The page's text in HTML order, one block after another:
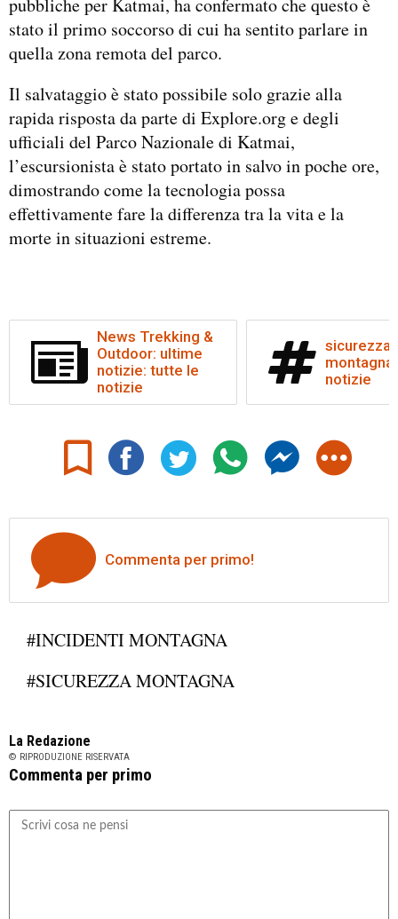
stato il primo soccorso di cui ha sentito parlare in
quella zona remota del parco.
Il salvataggio è stato possibile solo grazie alla
rapida risposta da parte di Explore.org e degli
ufficiali del Parco Nazionale di Katmai,
l’escursionista è stato portato in salvo in poche ore,
dimostrando come la tecnologia possa
effettivamente fare la differenza tra la vita e la
morte in situazioni estreme.
News Trekking &
Outdoor: ultime
notizie: tutte le
notizie
sicurezza
notizie
Commenta per primo!
#INCIDENTI MONTAGNA
#SICUREZZA MONTAGNA
La Redazione
© RIPRODUZIONE RISERVATA
Commenta per primo